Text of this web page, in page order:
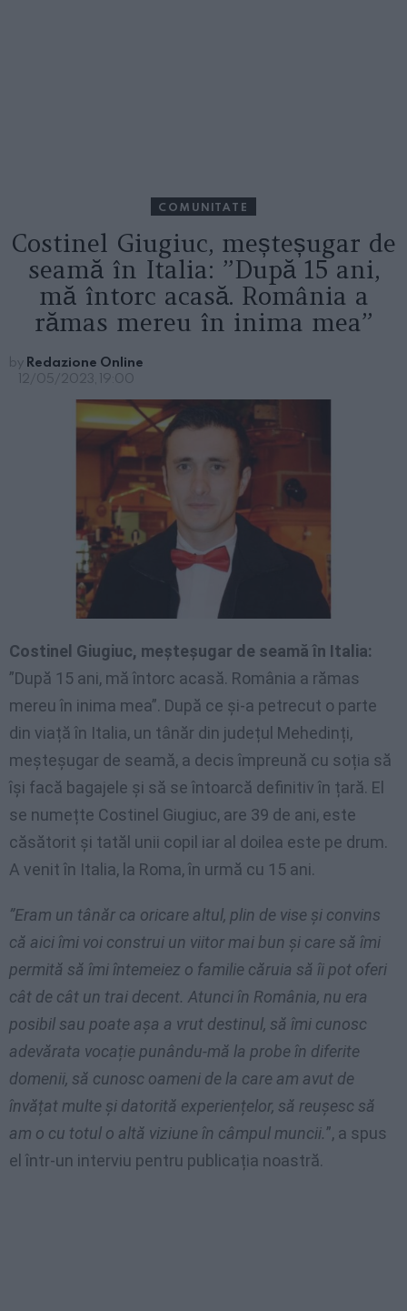
COMUNITATE
Costinel Giugiuc, meșteșugar de
seamă în Italia: ”După 15 ani,
mă întorc acasă. România a
rămas mereu în inima mea”
by Redazione Online
12/05/2023, 19:00
Costinel Giugiuc, meșteșugar de seamă în Italia:
”După 15 ani, mă întorc acasă. România a rămas
mereu în inima mea”. După ce și-a petrecut o parte
din viață în Italia, un tânăr din județul Mehedinți,
meșteșugar de seamă, a decis împreună cu soția să
își facă bagajele și să se întoarcă definitiv în țară. El
se numețte Costinel Giugiuc, are 39 de ani, este
căsătorit și tatăl unii copil iar al doilea este pe drum.
A venit în Italia, la Roma, în urmă cu 15 ani.
”Eram un tânăr ca oricare altul, plin de vise și convins
că aici îmi voi construi un viitor mai bun și care să îmi
permită să îmi întemeiez o familie căruia să îi pot oferi
cât de cât un trai decent. Atunci în România, nu era
posibil sau poate așa a vrut destinul, să îmi cunosc
adevărata vocație punându-mă la probe în diferite
domenii, să cunosc oameni de la care am avut de
învățat multe și datorită experiențelor, să reușesc să
am o cu totul o altă viziune în câmpul muncii.”, a spus
el într-un interviu pentru publicația noastră.